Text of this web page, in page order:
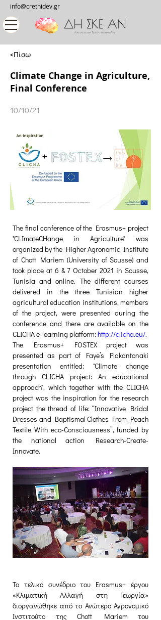
info@crethidev.gr
<Πίσω
Climate Change in Agriculture,
Final Conference
10/10/21
The final conference of the Erasmus+ project
"CLImateCHange in Agriculture" was
organized by the Higher Agronomic Institute
of Chott Mariem (University of Sousse) and
took place at 6 & 7 October 2021 in Sousse,
Tunisia and online. The different courses
delivered in the three Tunisian higher
agricultural education institutions, members
of the project, were presented during the
conference and there are available on the
CLICHA e-learning platform: http://clicha.eu/.
The Erasmus+ FOSTEX project was
presented as part of Faye’s Plakantonaki
presentation entitled: "Climate change
through CLICHA project: An educational
approach", which together with the CLICHA
project was the inspiration for the research
project the thread of life: “Innovative Bridal
Dresses and Baptismal Clothes From Peach
Textile With eco-Consciousness”, funded by
the national action Research-Create-
Innovate.
To τελικό συνέδριο του Erasmus+ έργου
«Κλιματική Αλλαγή στη Γεωργία»
διοργανώθηκε από το Ανώτερο Αγρονομικό
Ινστιτούτο της Chott Mariem του